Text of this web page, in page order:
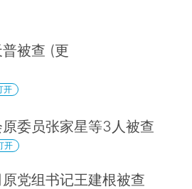
被查 (更
开
委员张家星等3人被查
开
党组书记王建根被查